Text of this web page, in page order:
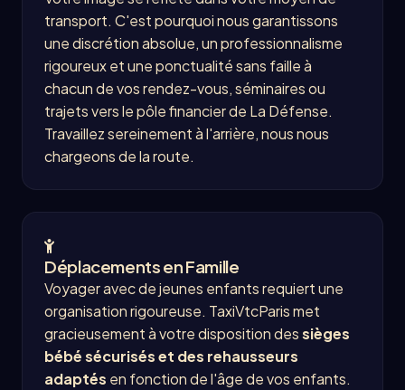
transport. C'est pourquoi nous garantissons
une discrétion absolue, un professionnalisme
rigoureux et une ponctualité sans faille à
chacun de vos rendez-vous, séminaires ou
trajets vers le pôle financier de La Défense.
Travaillez sereinement à l'arrière, nous nous
chargeons de la route.
Déplacements en Famille
Voyager avec de jeunes enfants requiert une
organisation rigoureuse. TaxiVtcParis met
gracieusement à votre disposition dessièges
bébé sécurisés et des rehausseurs
adaptés en fonction de l'âge de vos enfants.